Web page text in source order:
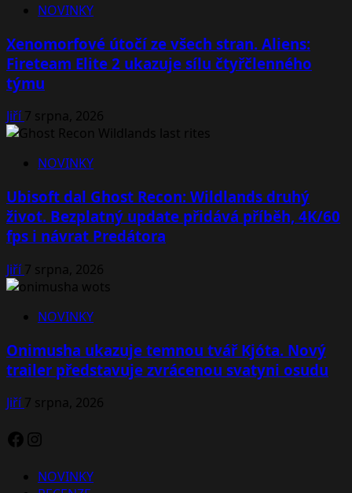
NOVINKY
Xenomorfové útočí ze všech stran. Aliens:
Fireteam Elite 2 ukazuje sílu čtyřčlenného
týmu
Jiří7 srpna, 2026
NOVINKY
Ubisoft dal Ghost Recon: Wildlands druhý
život. Bezplatný update přidává příběh, 4K/60
fps i návrat Predátora
Jiří7 srpna, 2026
NOVINKY
Onimusha ukazuje temnou tvář Kjóta. Nový
trailer představuje zvrácenou svatyni osudu
Jiří7 srpna, 2026
Facebook
Instagram
NOVINKY